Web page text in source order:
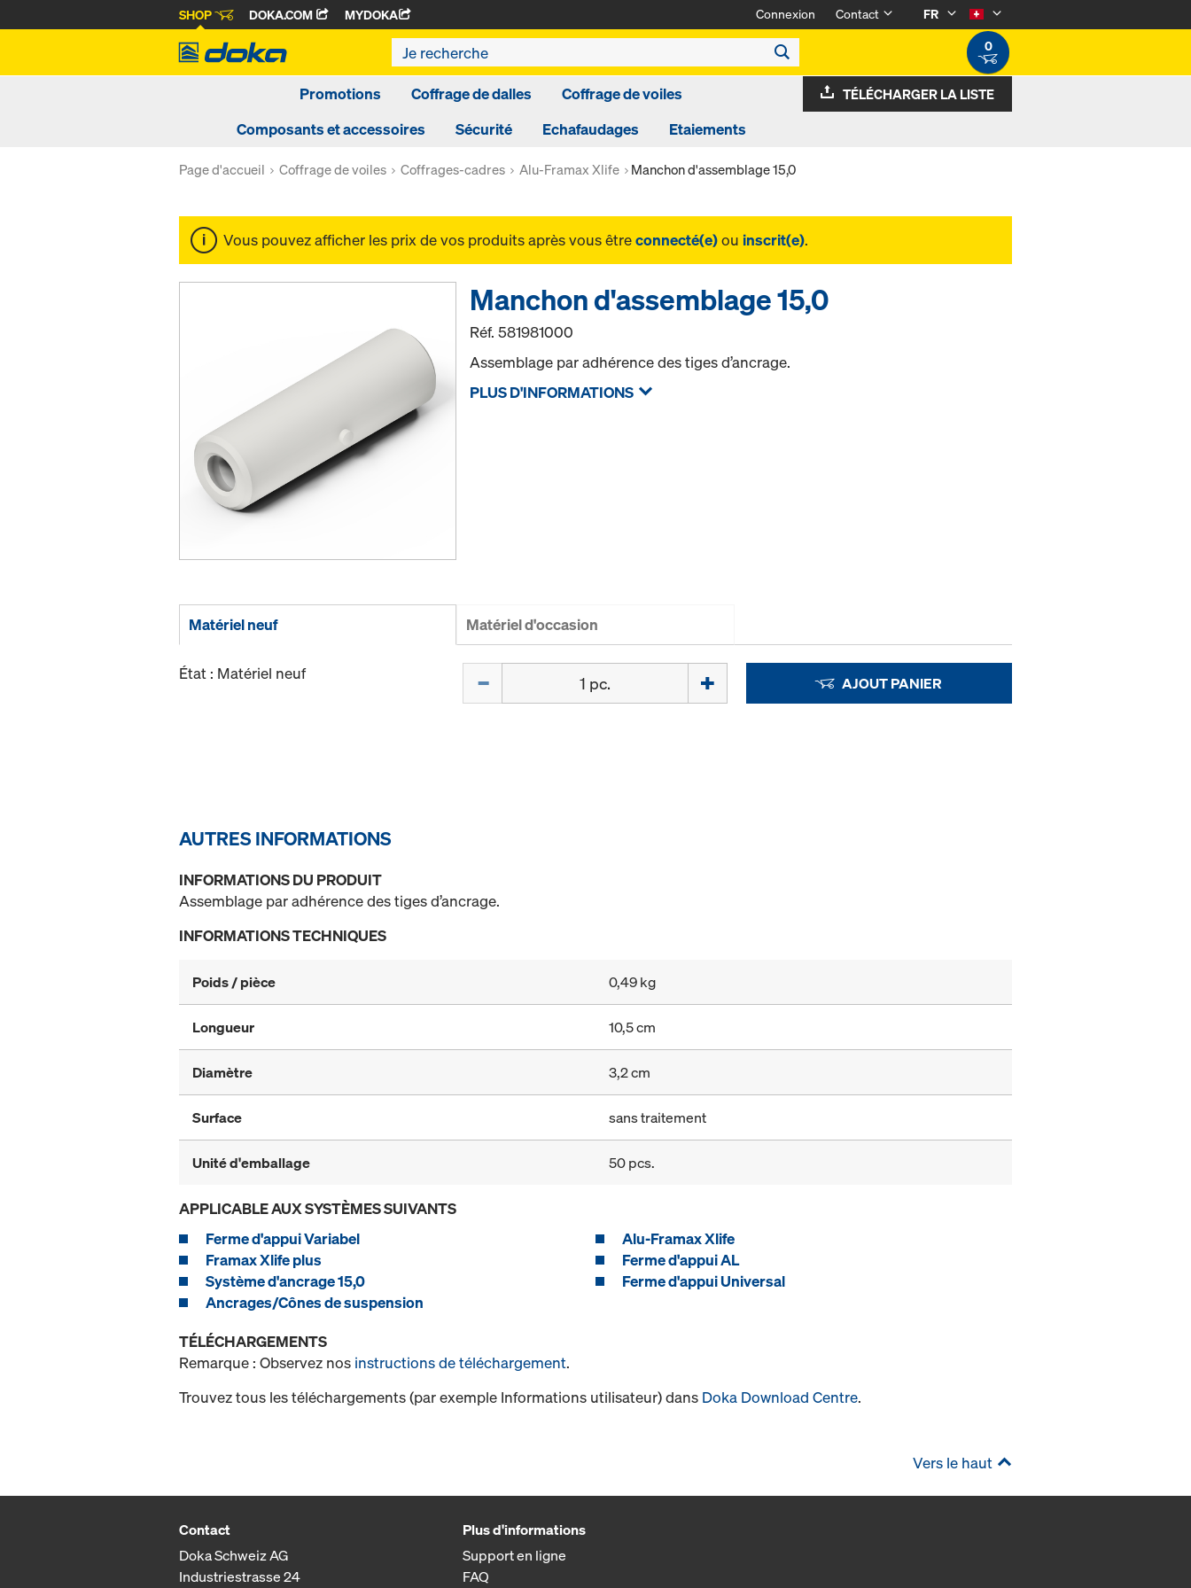
SHOP DOKA.COM MYDOKA Connexion Contact
FR
0
Promotions Coffrage de dalles
Coffrage de voiles
Composants et accessoires
Sécurité Echafaudages Etaiements
TÉLÉCHARGER LA LISTE
Page d'accueil Coffrage de voiles Coffrages-cadres Alu-Framax Xlife Manchon d'assemblage 15,0
Vous pouvez afficher les prix de vos produits après vous êtreconnecté(e)ou inscrit(e).
Manchon d'assemblage 15,0
Réf.581981000
Assemblage par adhérence des tiges d’ancrage.
PLUS D'INFORMATIONS
Matériel neuf Matériel d'occasion
État : Matériel neuf AJOUT PANIER
AUTRES INFORMATIONS
INFORMATIONS DU PRODUIT
Assemblage par adhérence des tiges d’ancrage.
INFORMATIONS TECHNIQUES
Poids / pièce 0,49 kg
Longueur 10,5 cm
Diamètre 3,2 cm
Surface sans traitement
Unité d'emballage 50 pcs.
APPLICABLE AUX SYSTÈMES SUIVANTS
Ferme d'appui Variabel
Alu-Framax Xlife
Framax Xlife plus
Ferme d'appui AL
Système d'ancrage 15,0
Ferme d'appui Universal
Ancrages/Cônes de suspension
TÉLÉCHARGEMENTS
Remarque : Observez nos instructions de téléchargement.
Trouvez tous les téléchargements (par exemple Informations utilisateur) dans Doka Download Centre.
Vers le haut
Contact
Doka Schweiz AG
Industriestrasse 24
Plus d'informations
Support en ligne
FAQ